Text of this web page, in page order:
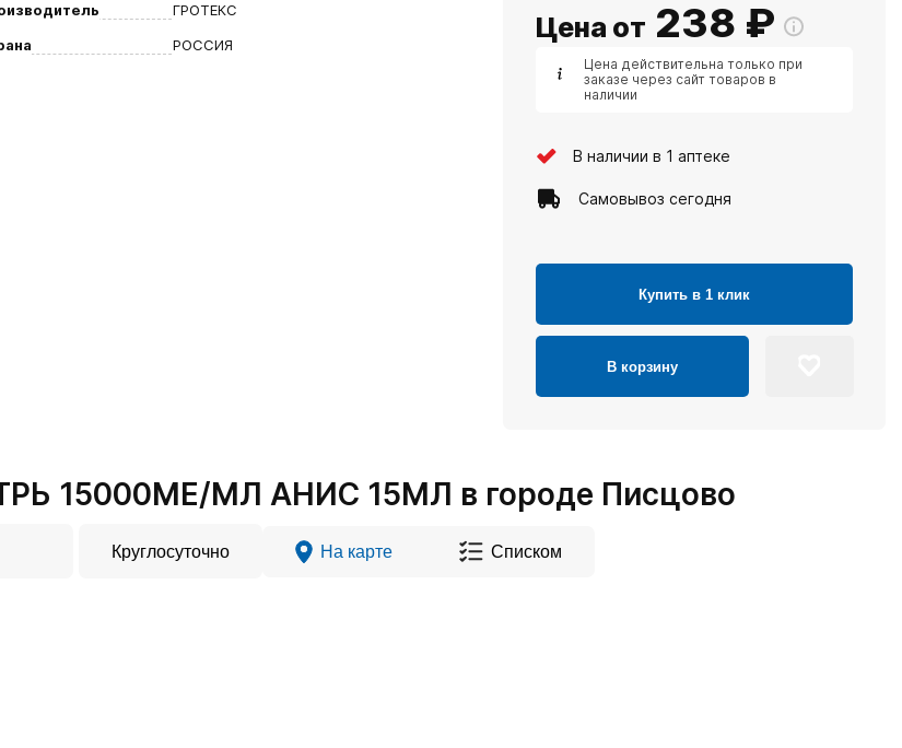
ГРОТЕКС
РОССИЯ
Цена от 238 ₽
Цена действительна только при
заказе через сайт товаров в
наличии
В наличии в 1 аптеке
Самовывоз сегодня
Купить в 1 клик
В корзину
15000МЕ/МЛ АНИС 15МЛ в городе Писцово
Круглосуточно На карте Списком